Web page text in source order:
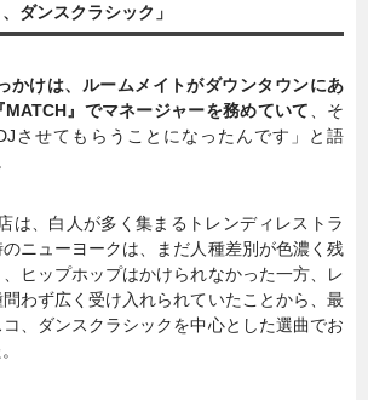
連載一覧
ダンスクラシック」
かけは、ルームメイトがダウンタウンにあ
』でマネージャーを務めていて
、そ
させてもらうことになったんです」と語
は、白人が多く集まるトレンディレストラ
ニューヨークは、まだ人種差別が色濃く残
ヒップホップはかけられなかった一方、レ
わず広く受け入れられていたことから、最
、ダンスクラシックを中心とした選曲でお